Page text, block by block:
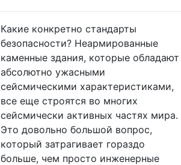
Какие конкретно стандарты
безопасности? Неармированные
каменные здания, которые обладают
абсолютно ужасными
сейсмическими характеристиками,
все еще строятся во многих
сейсмически активных частях мира.
Это довольно большой вопрос,
который затрагивает гораздо
больше, чем просто инженерные